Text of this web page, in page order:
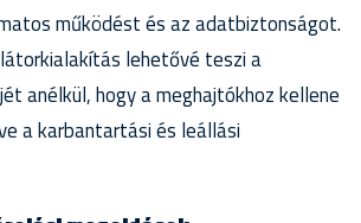
működést és az adatbiztonságot.
lehetővé teszi a
anélkül, hogy a meghajtókhoz kellene
a karbantartási és leállási